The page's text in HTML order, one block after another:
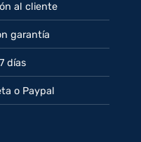
al cliente
garantía
días
o Paypal